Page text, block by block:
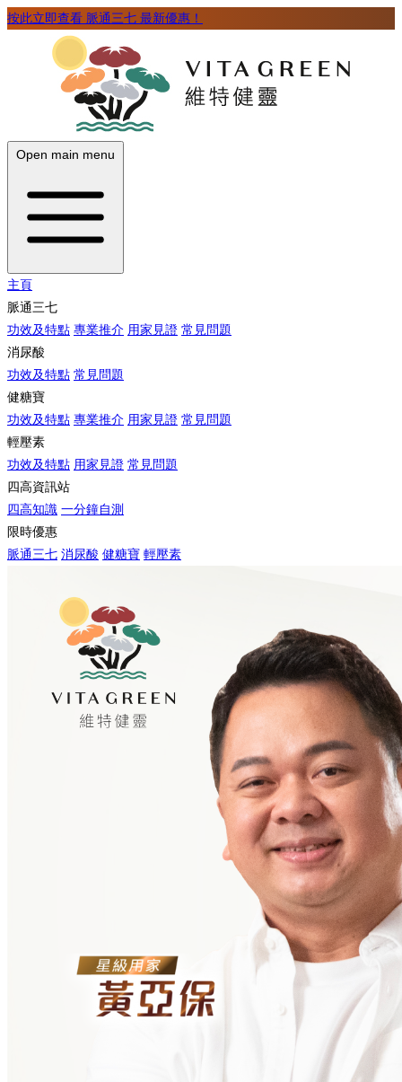
按此立即查看 脈通三七 最新優惠！
Open main menu
主頁
脈通三七
功效及特點 專業推介 用家見證 常見問題
消尿酸
功效及特點 常見問題
健糖寶
功效及特點 專業推介 用家見證 常見問題
輕壓素
功效及特點 用家見證 常見問題
四高資訊站
四高知識 一分鐘自測
限時優惠
脈通三七 消尿酸 健糖寶 輕壓素